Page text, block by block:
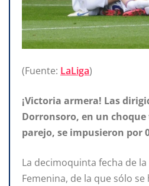
(Fuente: LaLiga)
¡Victoria armera! Las
Dorronsoro, en un
parejo, se impusieron por
La decimoquinta fecha de
Femenina, de la que sólo